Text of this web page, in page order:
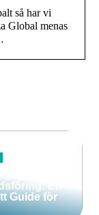
så har vi
Global menas
En
Guide för